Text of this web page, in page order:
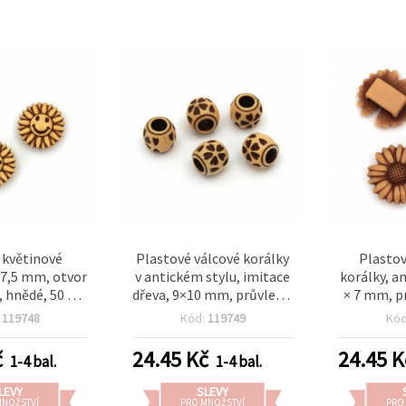
mm, otvor
hnědé, 50 g
ks)
119748
1-4 bal.
Plastové válcové korálky
v antickém stylu, imitace
dřeva, 9×10 mm, průvlek 5
mm, hnědé – 50 g (~100
Kód: 119749
24.45 Kč 1-4 bal.
SLEVY
PRO MNOŽSTVÍ
korálky,
× 7 mm,
mm,
24.45